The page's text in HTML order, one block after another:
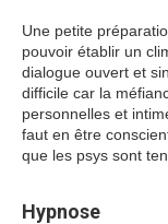
Une petite
pouvoir établir un
dialogue ouvert et
difficile car la
personnelles et
faut en être
que les psys sont
Hypnose